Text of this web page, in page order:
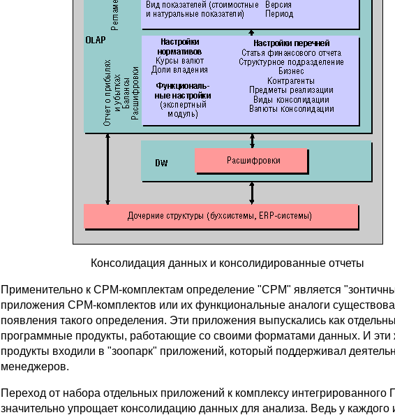
Консолидация данных и консолидированные отчеты
Применительно к CPM-комплектам определение "CPM" является
приложения CPM-комплектов или их функциональные аналоги
появления такого определения. Эти приложения выпускались как
программные продукты, работающие со своими форматами данных. И эти
продукты входили в "зоопарк" приложений, который поддерживал
менеджеров.
Переход от набора отдельных приложений к комплексу интегрированного
значительно упрощает консолидацию данных для анализа. Ведь у каждого